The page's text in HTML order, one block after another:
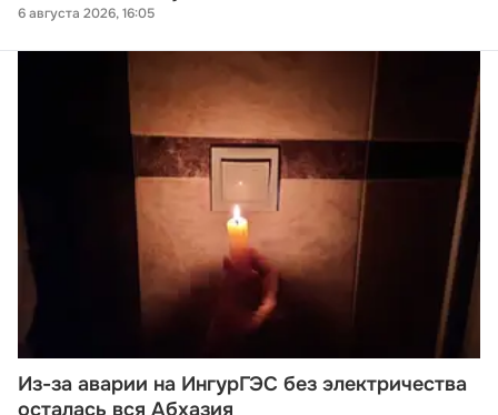
6 августа 2026, 16:05
Из-за аварии на ИнгурГЭС без электричества
осталась вся Абхазия